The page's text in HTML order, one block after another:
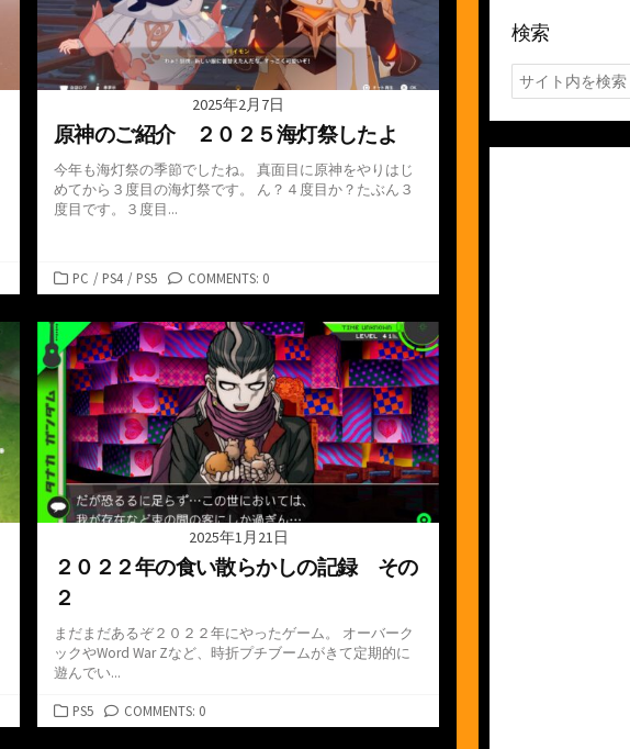
2025年2月7日
原神のご紹介 ２０２５海灯祭したよ
今年も海灯祭の季節でしたね。 真面目に原神をやりはじ
めてから３度目の海灯祭です。 ん？４度目か？たぶん３
度目です。３度目...
カ
テ
ゴ
リ
ー
PC / PS4 / PS5 COMMENTS: 0
2025年1月21日
２０２２年の食い散らかしの記録 その
２
まだまだあるぞ２０２２年にやったゲーム。 オーバーク
ックやWord War Zなど、時折プチブームがきて定期的に
遊んでい...
カ
テ
PS5 COMMENTS: 0
検索
検
索